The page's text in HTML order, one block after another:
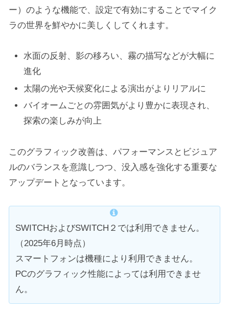
ー）のような機能で、設定で有効にすることでマイク
ラの世界を鮮やかに美しくしてくれます。
水面の反射、影の移ろい、霧の描写などが大幅に
進化
太陽の光や天候変化による演出がよりリアルに
バイオームごとの雰囲気がより豊かに表現され、
探索の楽しみが向上
このグラフィック改善は、パフォーマンスとビジュア
ルのバランスを意識しつつ、没入感を強化する重要な
アップデートとなっています。
SWITCHおよびSWITCH２では利用できません。
（2025年6月時点）
スマートフォンは機種により利用できません。
PCのグラフィック性能によっては利用できませ
ん。